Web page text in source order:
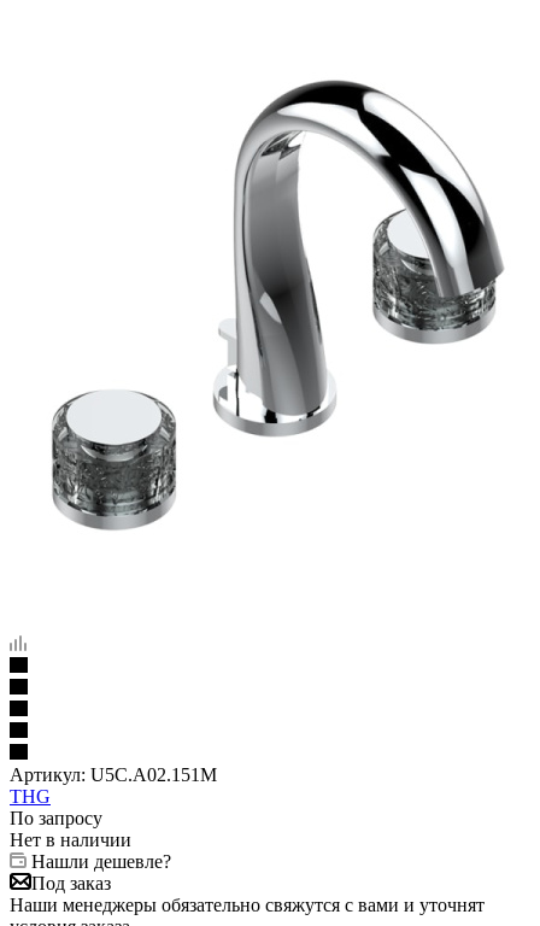
Артикул: U5C.A02.151M
THG
По запросу
Нет в наличии
Нашли дешевле?
Под заказ
Наши менеджеры обязательно свяжутся с вами и уточнят